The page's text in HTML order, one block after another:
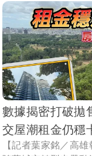
購入農16特區京城集
園首排，位於30樓
個車位每個車位
547.34坪，換算每
接改寫高雄商辦單
數據揭密打破
交屋潮租金仍穩
【記者葉家銘／高